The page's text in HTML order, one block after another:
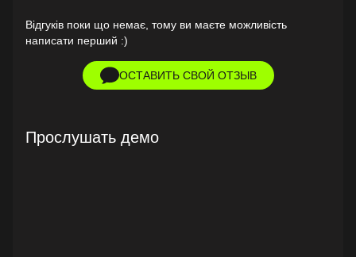
Відгуків поки що немає, тому ви маєте можливість
написати перший :)
ОСТАВИТЬ СВОЙ ОТЗЫВ
Прослушать демо